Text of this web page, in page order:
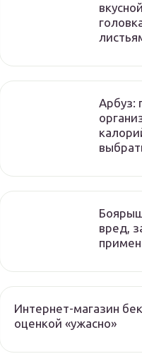
Арбуз:
вред,
Интернет-магазин
оценкой «ужасно»